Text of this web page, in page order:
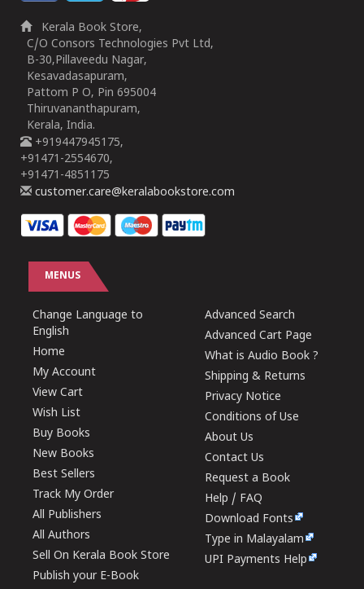
Kerala Book Store,
C/O Consors Technologies Pvt Ltd,
B-30,Pillaveedu Nagar,
Kesavadasapuram,
Pattom P O, Pin 695004
Thiruvananthapuram,
Kerala, India.
+919447945175,
+91471-2554670,
+91471-4851175
customer.care@keralabookstore.com
MENUS
Change Language to
English
Home
My Account
View Cart
Wish List
Buy Books
New Books
Best Sellers
Track My Order
All Publishers
All Authors
Sell On Kerala Book Store
Publish your E-Book
Advanced Search
Advanced Cart Page
What is Audio Book ?
Shipping & Returns
Privacy Notice
Conditions of Use
About Us
Contact Us
Request a Book
Help / FAQ
Download Fonts
Type in Malayalam
UPI Payments Help